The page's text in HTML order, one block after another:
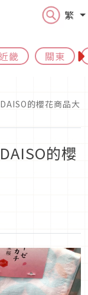
繁
畿 關東
的櫻花商品大
的櫻